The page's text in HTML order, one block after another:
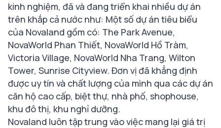
kinh nghiệm, đã và đang triển khai nhiều dự án
trên khắp cả nước như: Một số dự án tiêu biểu
của Novaland gồm có: The Park Avenue,
NovaWorld Phan Thiết, NovaWorld Hồ Tràm,
Victoria Village, NovaWorld Nha Trang, Wilton
Tower, Sunrise Cityview. Đơn vị đã khẳng định
được uy tín và chất lượng của mình qua các dự án
căn hộ cao cấp, biệt thự, nhà phố, shophouse,
khu đô thị, khu nghỉ dưỡng.
Novaland luôn tập trung vào việc mang lại giá trị